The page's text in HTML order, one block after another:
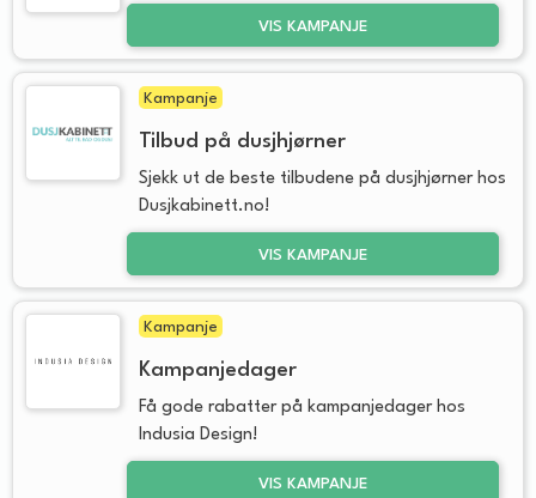
VIS KAMPANJE
Kampanje
Tilbud på dusjhjørner
Sjekk ut de beste tilbudene på dusjhjørner hos
Dusjkabinett.no!
VIS KAMPANJE
Kampanje
Kampanjedager
Få gode rabatter på kampanjedager hos
Indusia Design!
VIS KAMPANJE